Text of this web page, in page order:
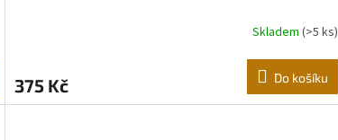
Skladem (>5 ks)
375 Kč Do košíku